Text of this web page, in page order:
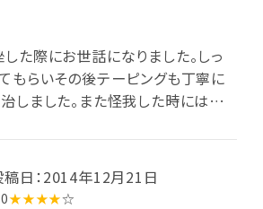
た際にお世話になりました。しっ
もらいその後テーピングも丁寧に
しました。また怪我した時にはお
稿日：2014年12月21日
★★★★☆